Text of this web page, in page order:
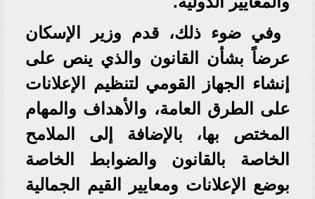
وفي ضوء ذلك، قدم وزير الإسكان
عرضاً بشأن القانون والذي ينص على
إنشاء الجهاز القومي لتنظيم الإعلانات
على الطرق العامة، والأهداف والمهام
المختص بها، بالإضافة إلى الملامح
الخاصة بالقانون والضوابط الخاصة
بوضع الإعلانات ومعايير القيم الجمالية